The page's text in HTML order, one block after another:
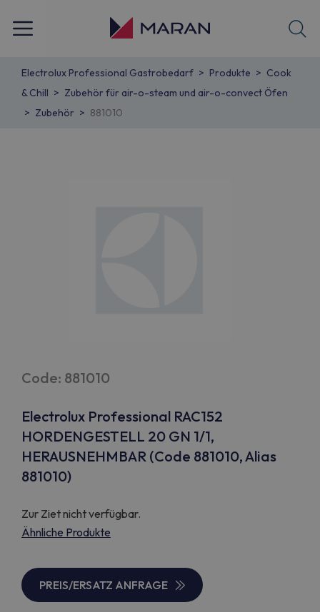
Electrolux Professional Gastrobedarf Produkte
Cook
& Chill
Zubehör für air-o-steam und air-o-convect Öfen
Zubehör
881010
Code: 881010
Electrolux Professional RAC152
HORDENGESTELL 20 GN 1/1,
HERAUSNEHMBAR (Code 881010, Alias
881010)
Zur Ziet nicht verfügbar.
Ähnliche Produkte
PREIS/ERSATZ ANFRAGE